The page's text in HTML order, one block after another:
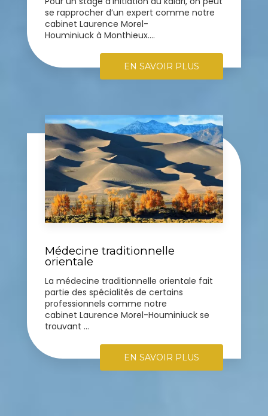
se rapprocher d’un expert comme notre
cabinet Laurence Morel-
Houminiuck à Monthieux....
EN SAVOIR PLUS
Médecine traditionnelle
orientale
La médecine traditionnelle orientale fait
partie des spécialités de certains
professionnels comme notre
cabinet Laurence Morel-Houminiuck se
trouvant ...
EN SAVOIR PLUS